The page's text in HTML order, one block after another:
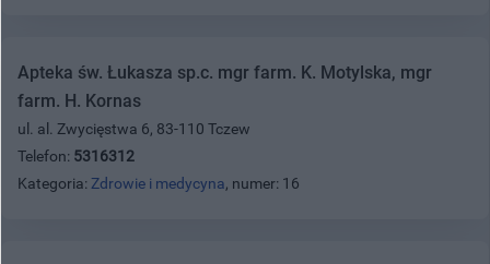
Apteka św. Łukasza sp.c. mgr farm. K. Motylska, mgr
farm. H. Kornas
ul. al. Zwycięstwa 6, 83-110 Tczew
Telefon: 5316312
Kategoria: Zdrowie i medycyna, numer: 16